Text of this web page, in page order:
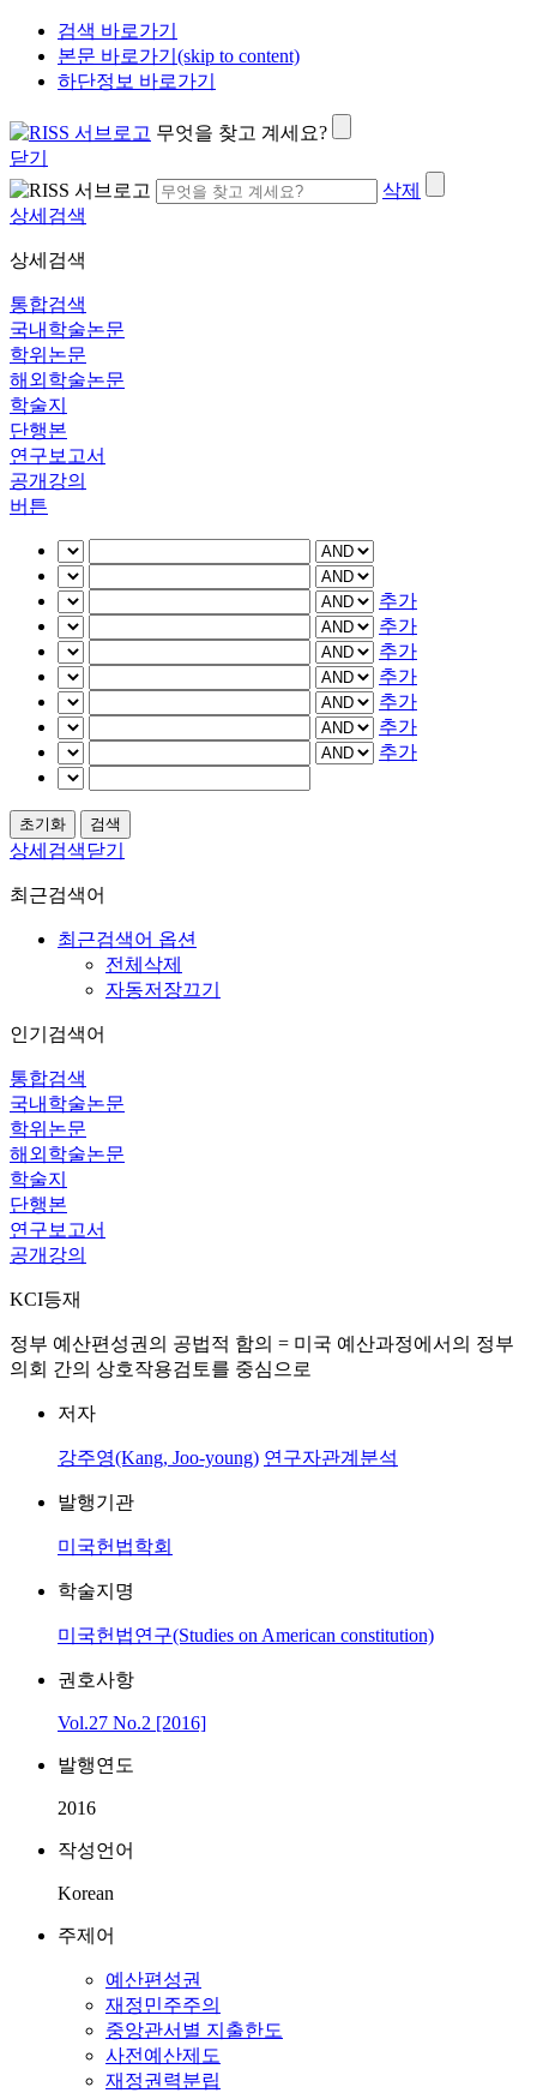
검색 바로가기
본문 바로가기(skip to content)
하단정보 바로가기
무엇을 찾고 계세요?
닫기
삭제
상세검색
상세검색
통합검색
국내학술논문
학위논문
해외학술논문
학술지
단행본
연구보고서
공개강의
버튼
추가
추가
추가
추가
추가
추가
추가
상세검색닫기
최근검색어
최근검색어 옵션
전체삭제
자동저장끄기
인기검색어
통합검색
국내학술논문
학위논문
해외학술논문
학술지
단행본
연구보고서
공개강의
KCI등재
정부 예산편성권의 공법적 함의 = 미국 예산과정에서의 정부
의회 간의 상호작용검토를 중심으로
저자
강주영(Kang, Joo-young) 연구자관계분석
발행기관
미국헌법학회
학술지명
미국헌법연구(Studies on American constitution)
권호사항
Vol.27 No.2 [2016]
발행연도
2016
작성언어
Korean
주제어
예산편성권
재정민주주의
중앙관서별 지출한도
사전예산제도
재정권력분립